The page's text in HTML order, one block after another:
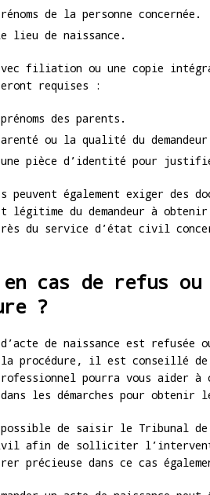
de la personne concernée.
lieu de naissance.
filiation ou une copie
requises :
des parents.
ou la qualité du
pièce d’identité pour
peuvent également exiger des
du demandeur à obtenir
du service d’état civil
cas de refus
?
de naissance est refusée
procédure, il est conseillé de
pourra vous aider à
dans les démarches pour obtenir
de saisir le Tribunal de
afin de solliciter
précieuse dans ce cas